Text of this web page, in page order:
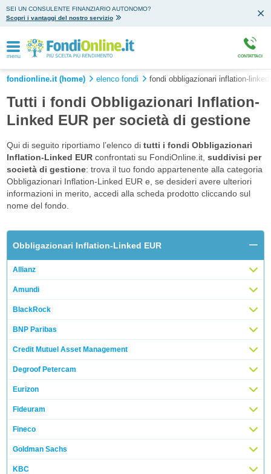
SEI UN CONSULENTE FINANZIARIO AUTONOMO?
Scopri i vantaggi del nostro servizio
menu CONTATTACI
fondionline.it (home) elenco fondi fondi obbligazionari inflation-linked
Tutti i fondi Obbligazionari Inflation-
Linked EUR per società di gestione
Qui di seguito riportiamo l’elenco di tutti i fondi Obbligazionari
Inflation-Linked EURconfrontati su FondiOnline.it, suddivisi per
società di gestione: trova il tuo fondo appartenente alla categoria
Obbligazionari Inflation-Linked EUR e, se desideri avere ulteriori
informazioni in merito, accedi alla scheda prodotto cliccando sul
nome del fondo.
Obbligazionari Inflation-Linked EUR
Allianz
Amundi
BlackRock
BNP Paribas
Credit Mutuel Asset Management
Degroof Petercam
Eurizon
Fideuram
Fineco
Goldman Sachs
KBC